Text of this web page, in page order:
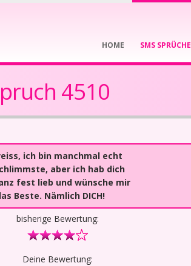
HOME SMS SPRÜCHE
4510
ich bin manchmal echt
aber ich hab dich
fest lieb und wünsche mir
Beste. Nämlich DICH!
bisherige Bewertung:
Deine Bewertung: